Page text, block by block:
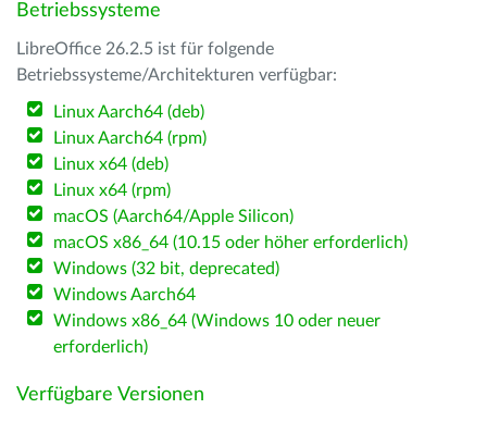
Betriebssysteme
LibreOffice 26.2.5 ist für folgende
Betriebssysteme/Architekturen verfügbar:
Linux Aarch64 (deb)
Linux Aarch64 (rpm)
Linux x64 (deb)
Linux x64 (rpm)
macOS (Aarch64/Apple Silicon)
macOS x86_64 (10.15 oder höher erforderlich)
Windows (32 bit, deprecated)
Windows Aarch64
Windows x86_64 (Windows 10 oder neuer
erforderlich)
Verfügbare Versionen